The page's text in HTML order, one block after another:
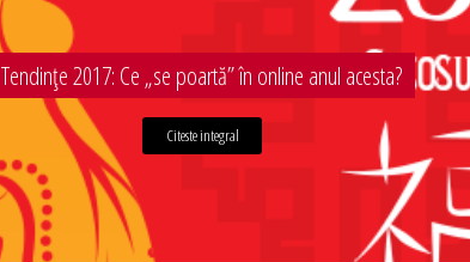
Tendințe 2017: Ce „se poartă” în online anul acesta?
Citeste integral